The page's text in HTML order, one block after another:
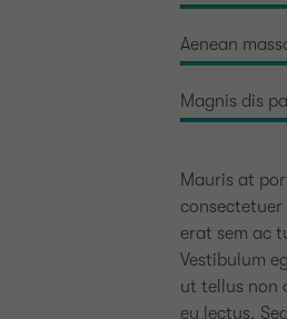
Aenean
Magnis dis
Mauris at
erat sem ac
Vestibulum
ut tellus non
eu lectus.